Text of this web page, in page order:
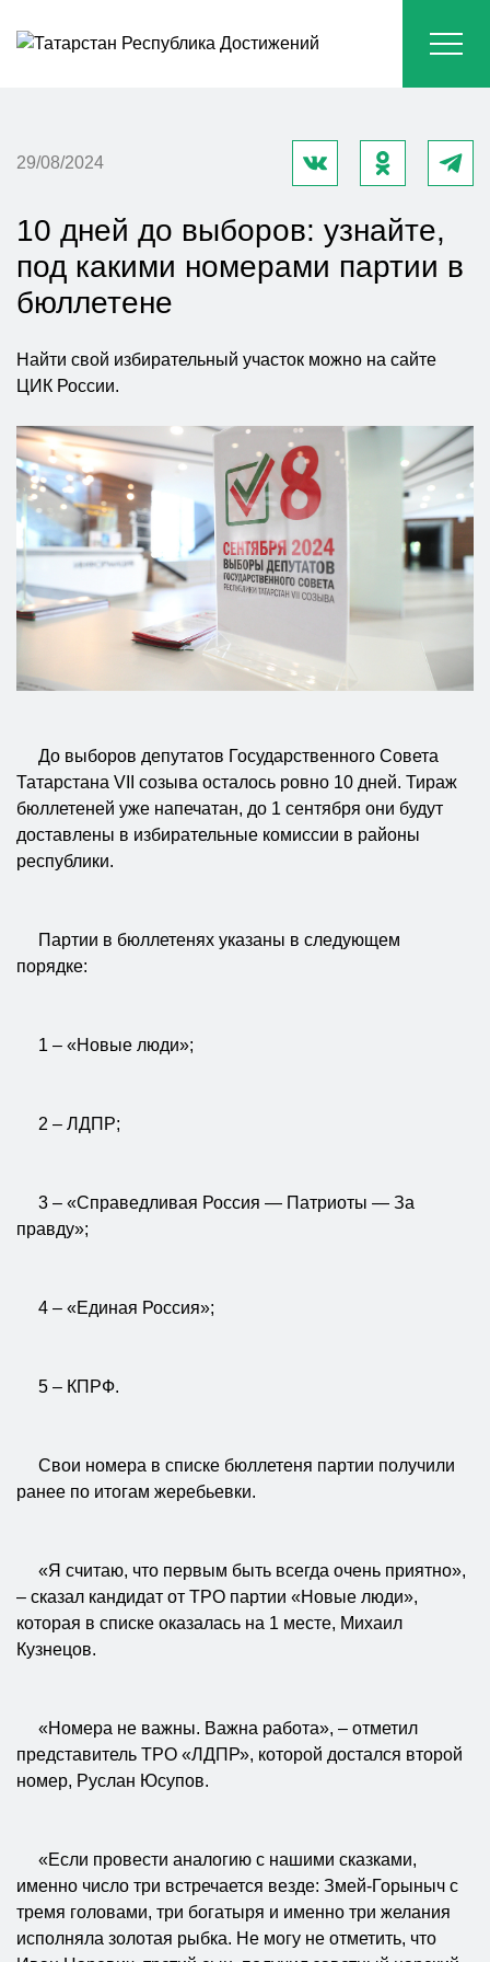
29/08/2024
10 дней до выборов: узнайте,
под какими номерами партии в
бюллетене
Найти свой избирательный участок можно на сайте
ЦИК России.
До выборов депутатов Государственного Совета
Татарстана VII созыва осталось ровно 10 дней. Тираж
бюллетеней уже напечатан, до 1 сентября они будут
доставлены в избирательные комиссии в районы
республики.
Партии в бюллетенях указаны в следующем
порядке:
1 – «Новые люди»;
2 – ЛДПР;
3 – «Справедливая Россия — Патриоты — За
правду»;
4 – «Единая Россия»;
5 – КПРФ.
Свои номера в списке бюллетеня партии получили
ранее по итогам жеребьевки.
«Я считаю, что первым быть всегда очень приятно»,
– сказал кандидат от ТРО партии «Новые люди»,
которая в списке оказалась на 1 месте, Михаил
Кузнецов.
«Номера не важны. Важна работа», – отметил
представитель ТРО «ЛДПР», которой достался второй
номер, Руслан Юсупов.
«Если провести аналогию с нашими сказками,
именно число три встречается везде: Змей-Горыныч с
тремя головами, три богатыря и именно три желания
исполняла золотая рыбка. Не могу не отметить, что